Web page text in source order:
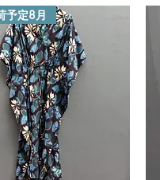
予定8月